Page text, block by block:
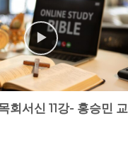
회서신 11강- 홍승민 교